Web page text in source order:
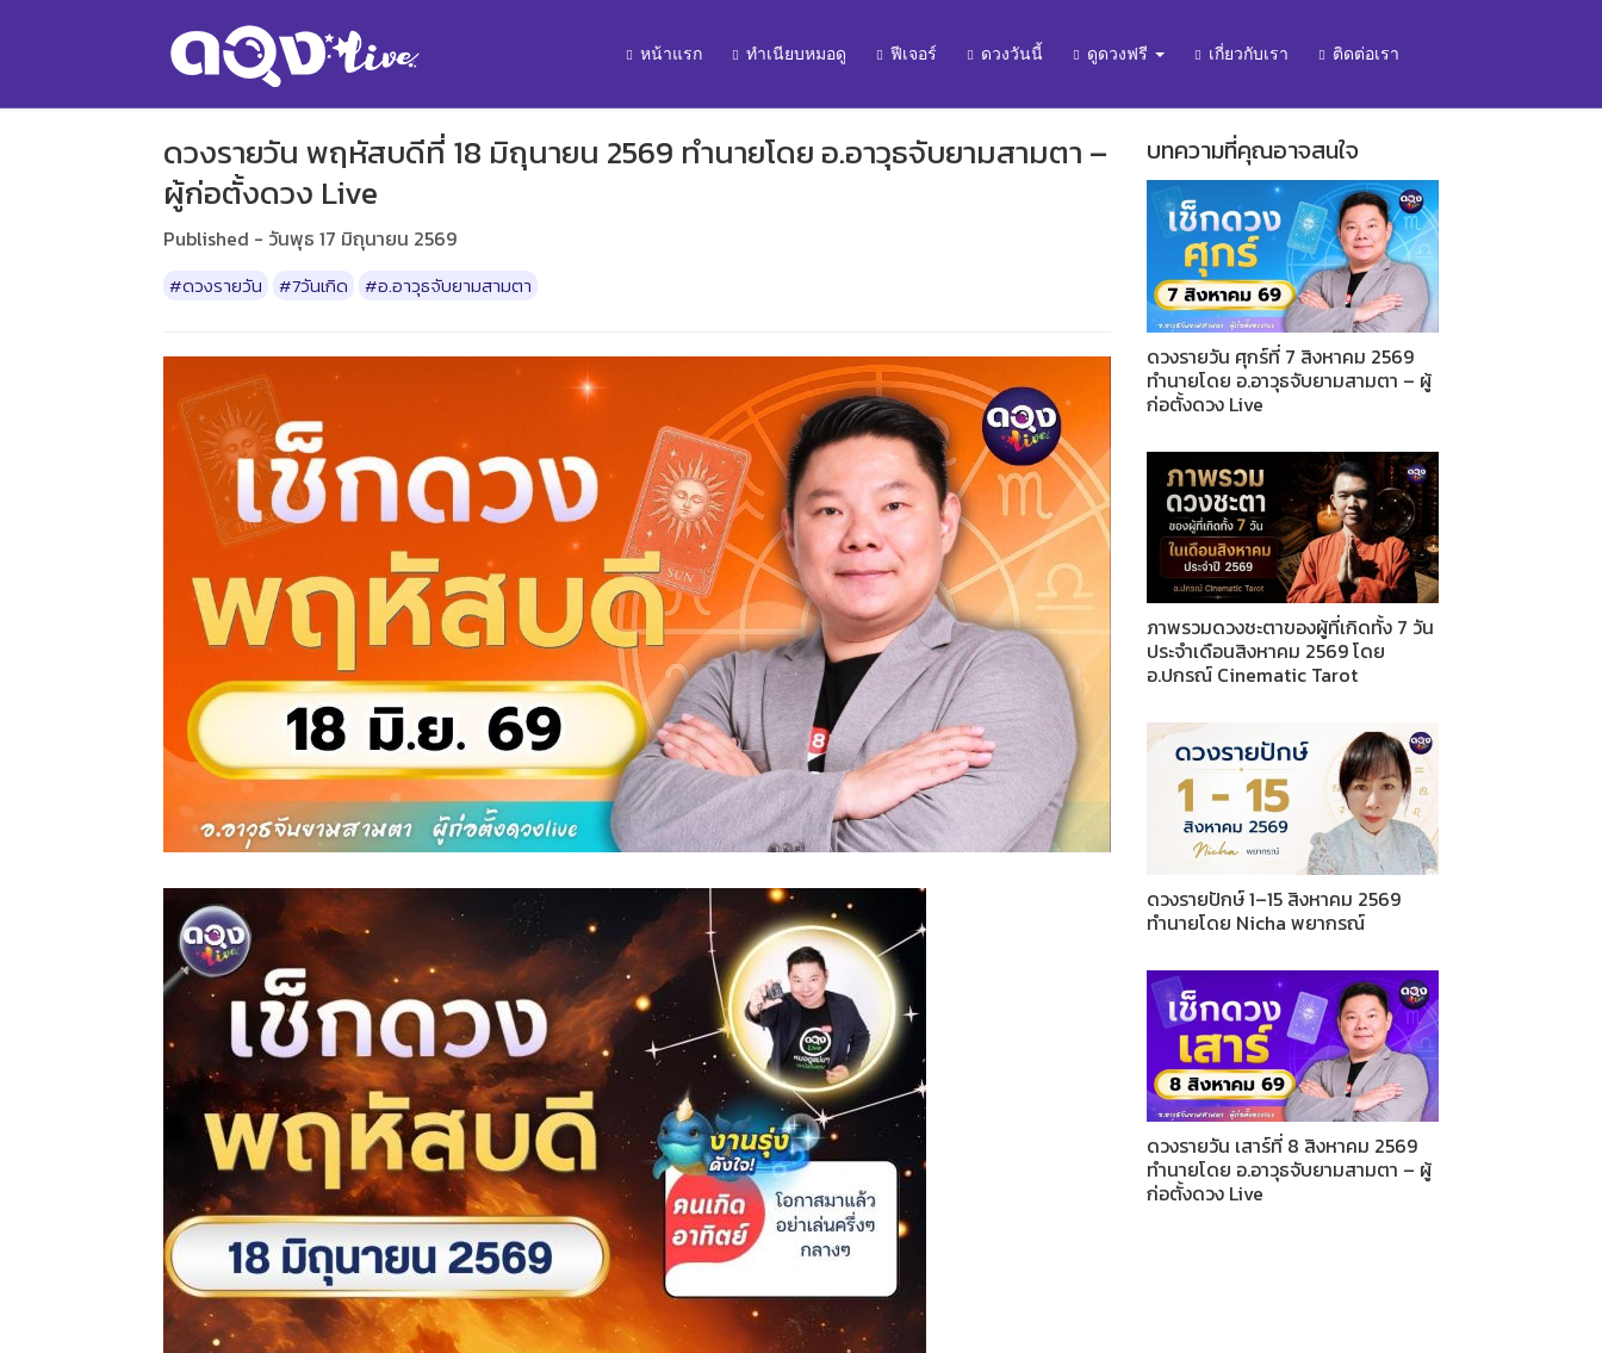
หน้าแรก ทำเนียบหมอดู ฟีเจอร์ ดวงวันนี้ ดูดวงฟรี เกี่ยวกับเรา ติดต่อเรา
ดวงรายวัน พฤหัสบดีที่ 18 มิถุนายน 2569 ทำนายโดย อ.อาวุธจับยามสามตา –
ผู้ก่อตั้งดวง Live
Published - วันพุธ 17 มิถุนายน 2569
#ดวงรายวัน #7วันเกิด #อ.อาวุธจับยามสามตา
บทความที่คุณอาจสนใจ
ดวงรายวัน ศุกร์ที่ 7 สิงหาคม 2569
ทำนายโดย อ.อาวุธจับยามสามตา – ผู้
ก่อตั้งดวง Live
ภาพรวมดวงชะตาของผู้ที่เกิดทั้ง 7 วัน
ประจำเดือนสิงหาคม 2569 โดย
อ.ปกรณ์ Cinematic Tarot
ดวงรายปักษ์ 1–15 สิงหาคม 2569
ทำนายโดย Nicha พยากรณ์
ดวงรายวัน เสาร์ที่ 8 สิงหาคม 2569
ทำนายโดย อ.อาวุธจับยามสามตา – ผู้
ก่อตั้งดวง Live